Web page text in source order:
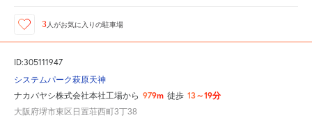
3人がお気に入りの駐車場
ID:305111947
システムパーク萩原天神
ナカバヤシ株式会社本社工場から 979m 徒歩 13～19分
大阪府堺市東区日置荘西町3丁38